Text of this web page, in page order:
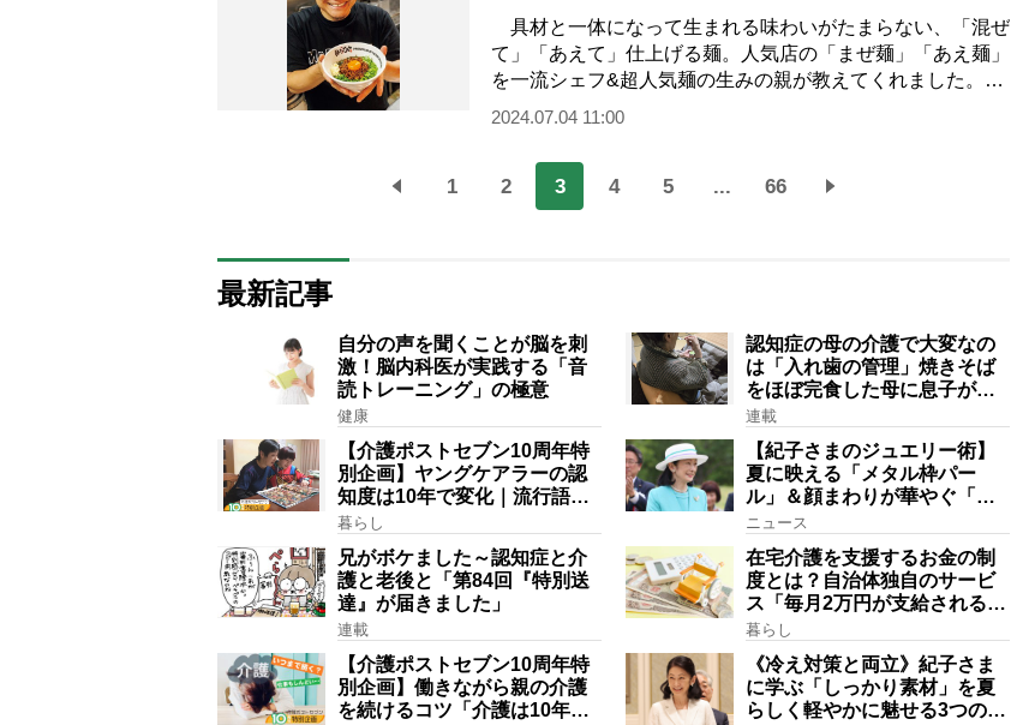
シピ｜一流シェフ&超人気麺の生みの親が伝授！
具材と一体になって生まれる味わいがたまらない、「混ぜ
て」「あえて」仕上げる麺。人気店の「まぜ麺」「あえ麺」
を一流シェフ&超人気麺の生みの親が教えてくれました。と
っておきのレシピを巨匠らが惜しげも…
2024.07.04 11:00
1 2 3 4 5 ... 66
最新記事
自分の声を聞くことが脳を刺
激！脳内科医が実践する「音
読トレーニング」の極意
健康
認知症の母の介護で大変なの
は「入れ歯の管理」焼きそば
をほぼ完食した母に息子が血
の気が引いた理由
連載
【介護ポストセブン10周年特
別企画】ヤングケアラーの認
知度は10年で変化｜流行語大
賞にノミネート、法律にも明
暮らし
【紀子さまのジュエリー術】
夏に映える「メタル枠パー
ル」＆顔まわりが華やぐ「揺
れる一粒」の使い分け方
ニュース
兄がボケました～認知症と介
護と老後と「第84回『特別送
達』が届きました」
連載
在宅介護を支援するお金の制
度とは？自治体独自のサービ
ス「毎月2万円が支給される」
ケースも【FP解説】
暮らし
【介護ポストセブン10周年特
別企画】働きながら親の介護
を続けるコツ「介護は10年以
《冷え対策と両立》紀子さま
に学ぶ「しっかり素材」を夏
らしく軽やかに魅せる3つの着